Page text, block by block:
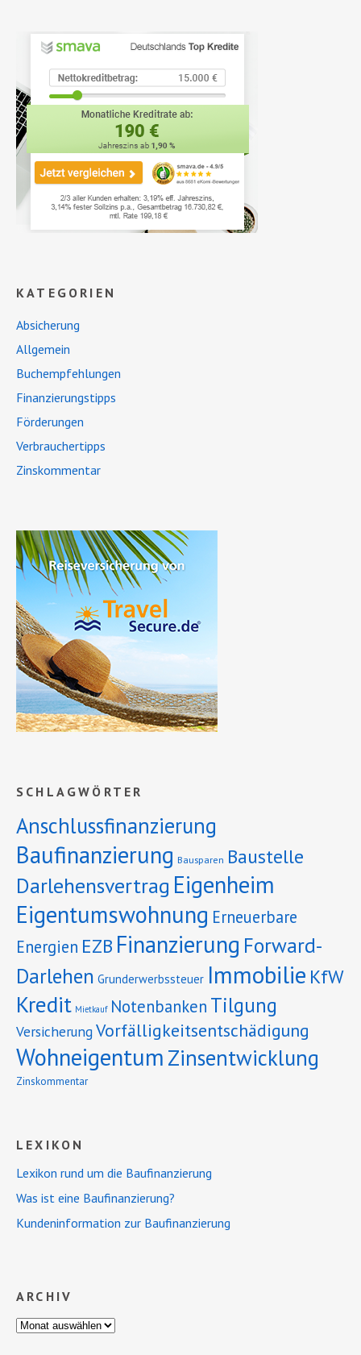
KATEGORIEN
Absicherung
Allgemein
Buchempfehlungen
Finanzierungstipps
Förderungen
Verbrauchertipps
Zinskommentar
SCHLAGWÖRTER
Anschlussfinanzierung
Baufinanzierung Bausparen Baustelle
Darlehensvertrag Eigenheim
Eigentumswohnung Erneuerbare
Energien EZB Finanzierung Forward-
Darlehen Grunderwerbssteuer Immobilie KfW
Kredit Mietkauf Notenbanken Tilgung
VersicherungVorfälligkeitsentschädigung
Wohneigentum Zinsentwicklung
Zinskommentar
LEXIKON
Lexikon rund um die Baufinanzierung
Was ist eine Baufinanzierung?
Kundeninformation zur Baufinanzierung
ARCHIV